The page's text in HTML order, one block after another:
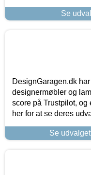
Se
DesignGaragen.dk
designermøbler og
score på Trustpilot,
her for at se deres
Se